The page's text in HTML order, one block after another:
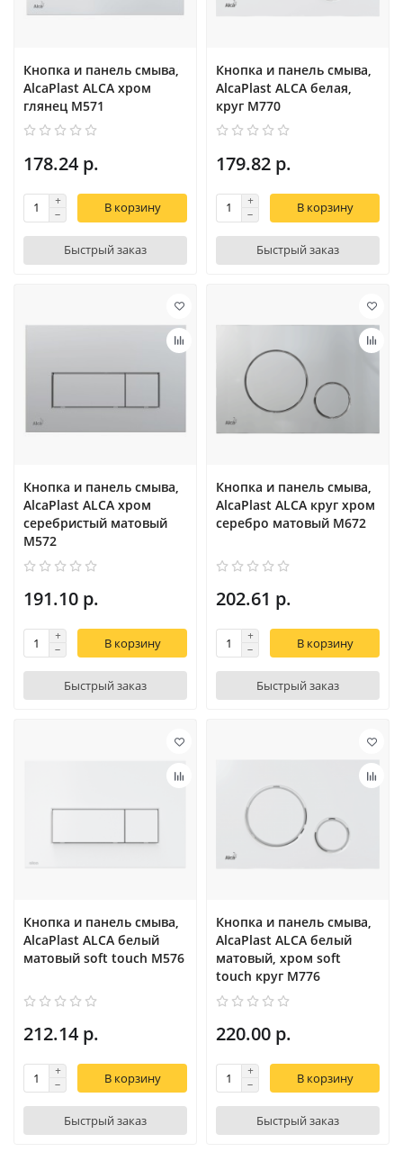
Кнопка и панель смыва,
AlcaPlast ALCA хром
глянец M571
178.24 р.
В корзину
Быстрый заказ
Кнопка и панель смыва,
AlcaPlast ALCA белая,
круг M770
179.82 р.
В корзину
Быстрый заказ
Кнопка и панель смыва,
AlcaPlast ALCA хром
серебристый матовый
M572
191.10 р.
В корзину
Быстрый заказ
Кнопка и панель смыва,
AlcaPlast ALCA круг хром
серебро матовый M672
202.61 р.
В корзину
Быстрый заказ
Кнопка и панель смыва,
AlcaPlast ALCA белый
матовый soft touch M576
212.14 р.
В корзину
Быстрый заказ
Кнопка и панель смыва,
AlcaPlast ALCA белый
матовый, хром soft
touch круг M776
220.00 р.
В корзину
Быстрый заказ